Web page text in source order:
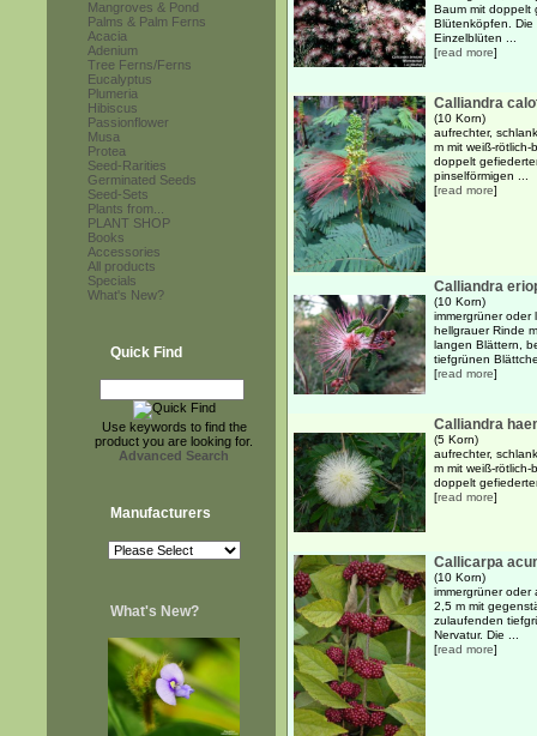
Mangroves & Pond
Palms & Palm Ferns
Acacia
Adenium
Tree Ferns/Ferns
Eucalyptus
Plumeria
Hibiscus
Passionflower
Musa
Protea
Seed-Rarities
Germinated Seeds
Seed-Sets
Plants from...
PLANT SHOP
Books
Accessories
All products
Specials
What's New?
Quick Find
Use keywords to find the
product you are looking for.
Advanced Search
Manufacturers
What's New?
Baum mit doppelt
Blütenköpfen.
Einzelblüten ...
[read more]
Calliandra
(10 Korn)
aufrechter,
m mit weiß-
doppelt
pinselförmigen ...
[read more]
Calliandra
(10 Korn)
immergrüner oder
hellgrauer Rinde
langen Blättern,
tiefgrünen
[read more]
Calliandra
(5 Korn)
aufrechter,
m mit weiß-
doppelt
[read more]
Callicarpa
(10 Korn)
immergrüner oder
2,5 m mit
zulaufenden
Nervatur. Die ...
[read more]